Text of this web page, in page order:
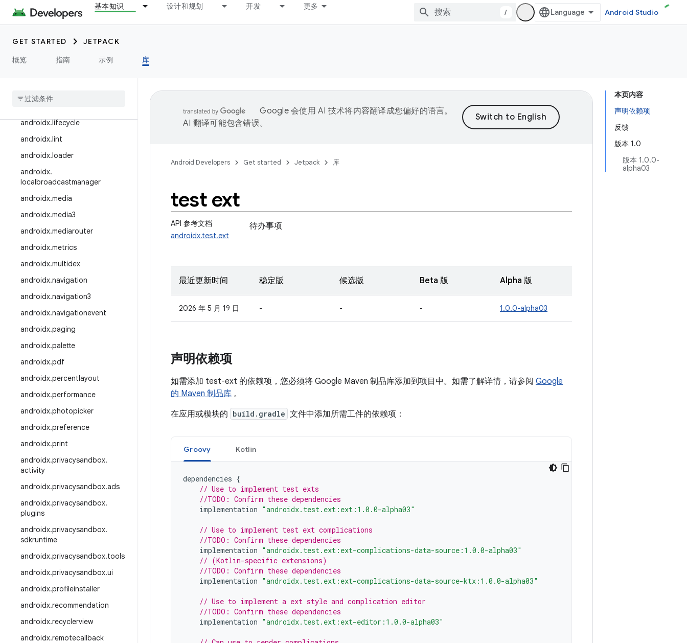
基本知识 设计和规划 开发 更多
/ Android Studio
GET STARTED
JETPACK
概览
指南 示例 库
androidx.hilt
androidx.ink
androidx.input
androidx.interpolator
androidx.lifecycle
androidx.lint
androidx.loader
androidx.
localbroadcastmanager
androidx.media
androidx.media3
androidx.mediarouter
androidx.metrics
androidx.multidex
androidx.navigation
androidx.navigation3
androidx.navigationevent
androidx.paging
androidx.palette
androidx.pdf
androidx.percentlayout
androidx.performance
androidx.photopicker
androidx.preference
androidx.print
androidx.privacysandbox.
activity
androidx.privacysandbox.ads
androidx.privacysandbox.
plugins
androidx.privacysandbox.
sdkruntime
androidx.privacysandbox.tools
androidx.privacysandbox.ui
androidx.profileinstaller
androidx.recommendation
androidx.recyclerview
androidx.remotecallback
本页内容
声明依赖项
反馈
版本 1.0
版本 1.0.0-
alpha03
Google 会使用 AI 技术将内容翻译成您偏好的语言。
AI 翻译可能包含错误。
Android Developers Get started Jetpack 库
test ext
API 参考文档
androidx.test.ext
待办事项
最近更新时间 稳定版 候选版 Beta 版 Alpha 版
2026 年 5 月 19 日 - - - 1.0.0-alpha03
声明依赖项
如需添加 test-ext 的依赖项，您必须将 Google Maven 制品库添加到项目中。如需了解详情，请参阅 Google
的 Maven 制品库 。
在应用或模块的 build.gradle 文件中添加所需工件的依赖项：
Groovy Kotlin
dependencies {
// Use to implement test exts
//TODO: Confirm these dependencies
implementation "androidx.test.ext:ext:1.0.0-alpha03"
// Use to implement test ext complications
//TODO: Confirm these dependencies
implementation "androidx.test.ext:ext-complications-data-source:1.0.0-alpha03"
// (Kotlin-specific extensions)
//TODO: Confirm these dependencies
implementation "androidx.test.ext:ext-complications-data-source-ktx:1.0.0-alpha03"
// Use to implement a ext style and complication editor
//TODO: Confirm these dependencies
implementation "androidx.test.ext:ext-editor:1.0.0-alpha03"